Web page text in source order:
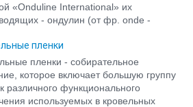
«Onduline International» их
- ондулин (от фр. onde -
пленки
пленки - собирательное
которое включает большую группу
различного функционального
используемых в кровельных